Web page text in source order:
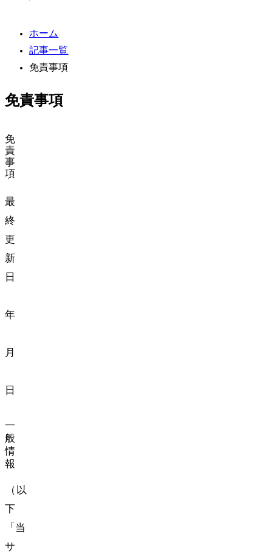
ホーム
記事一覧
免責事項
免責事項
免
責
事
項
最
終
更
新
日:
年
月
日
一
般
情
報
nozomono（以
下
「当
サ